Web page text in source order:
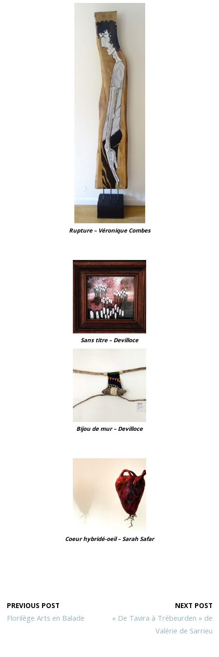
Rupture – Véronique Combes
Sans titre – Devilloce
Bijou de mur – Devilloce
Coeur hybridé-oeil – Sarah Safar
PREVIOUS POST
Florilège Arts en Balade
NEXT POST
« De Tavira à Trébeurden » de
Valérie de Sarrieu